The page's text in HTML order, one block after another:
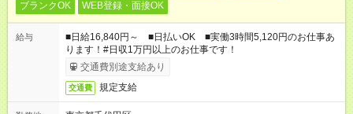
ブランクOK
WEB登録・面接OK
給与
■日給16,840円～ ■日払いOK ■実働3時間5,120円のお仕事あ
ります！#日収1万円以上のお仕事です！
交通費別途支給あり
交通費 規定支給